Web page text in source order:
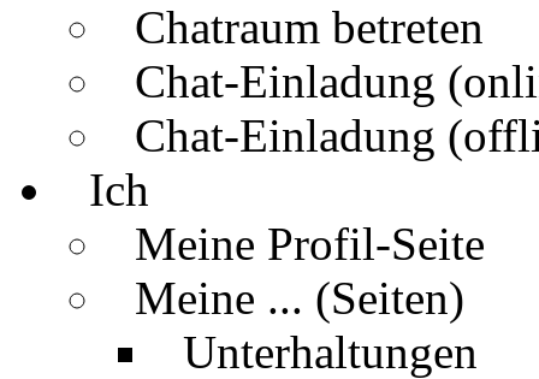
Chatraum betreten
Chat-Einladung
Chat-Einladung
Ich
Meine Profil-Seite
Meine ... (Seiten)
Unterhaltungen